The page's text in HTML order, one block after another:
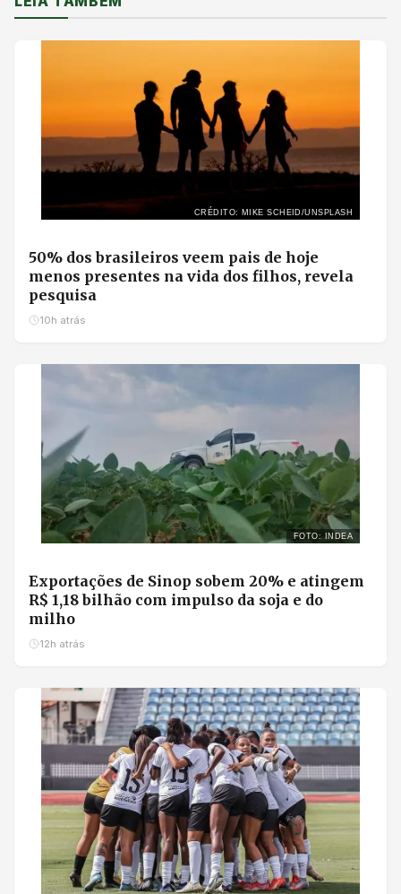
CRÉDITO: MIKE SCHEID/UNSPLASH
50% dos brasileiros veem pais de hoje
menos presentes na vida dos filhos, revela
pesquisa
10h atrás
FOTO: INDEA
Exportações de Sinop sobem 20% e atingem
R$ 1,18 bilhão com impulso da soja e do
milho
12h atrás